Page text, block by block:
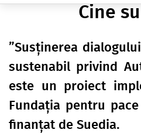
Cine
”Susținerea
sustenabil privind
este un proiect
Fundația pentru
finanțat de Suedia.